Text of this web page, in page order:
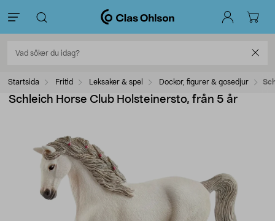
Startsida Fritid Leksaker & spel Dockor, figurer & gosedjur
Schleich Horse Club Holsteinersto, från 5 år